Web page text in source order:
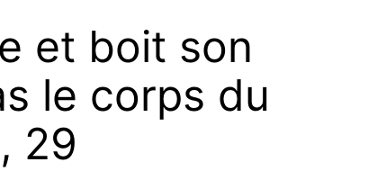
et boit son
le corps du
29